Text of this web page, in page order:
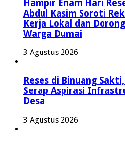
Hampir Enam Hari
Abdul Kasim Soroti
Kerja Lokal dan
Warga Dumai
3 Agustus 2026
Reses di Binuang
Serap Aspirasi
Desa
3 Agustus 2026